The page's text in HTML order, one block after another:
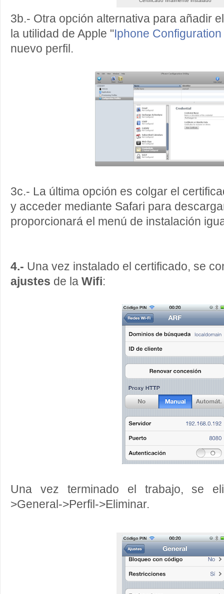
3b.- Otra opción alternativa para añadir
la utilidad de Apple "Iphone
nuevo perfil.
3c.- La última opción es colgar el
y acceder mediante Safari para
proporcionará el menú de instalación
4.- Una vez instalado el certificado, se
ajustes de la Wifi:
Una vez terminado el trabajo, se
>General->Perfil->Eliminar.